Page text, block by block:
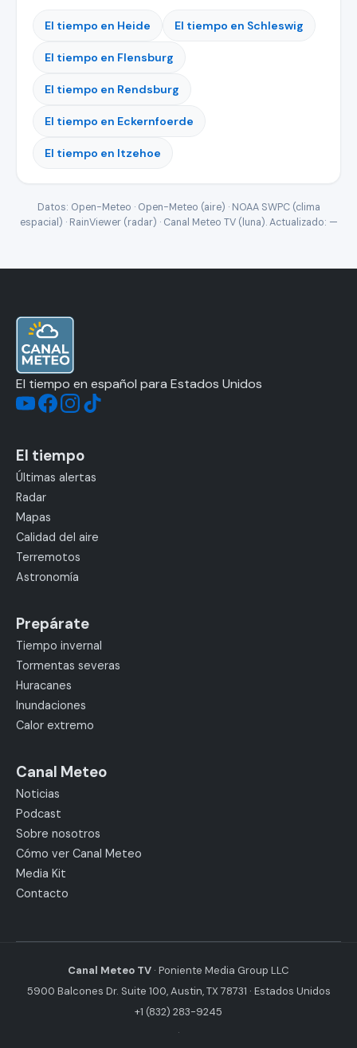
El tiempo en Heide El tiempo en Schleswig
El tiempo en Flensburg
El tiempo en Rendsburg
El tiempo en Eckernfoerde
El tiempo en Itzehoe
Datos: Open-Meteo · Open-Meteo (aire) · NOAA SWPC (clima
espacial) · RainViewer (radar) · Canal Meteo TV (luna). Actualizado: —
El tiempo en español para Estados Unidos
El tiempo
Últimas alertas
Radar
Mapas
Calidad del aire
Terremotos
Astronomía
Prepárate
Tiempo invernal
Tormentas severas
Huracanes
Inundaciones
Calor extremo
Canal Meteo
Noticias
Podcast
Sobre nosotros
Cómo ver Canal Meteo
Media Kit
Contacto
Canal Meteo TV · Poniente Media Group LLC
5900 Balcones Dr. Suite 100, Austin, TX 78731 · Estados Unidos
+1 (832) 283-9245
·